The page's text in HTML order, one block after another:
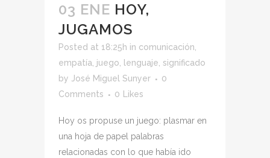
03 ENE HOY,
JUGAMOS
Posted at 18:25h in comunicación
empatía juego lenguaje significado
by José Miguel Sunyer
0
Comments
0 Likes
Hoy os propuse un juego: plasmar en
una hoja de papel palabras
relacionadas con lo que había ido